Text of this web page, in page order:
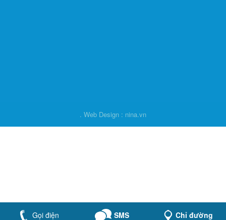
. Web Design : nina.vn
Gọi điện SMS Chỉ đường